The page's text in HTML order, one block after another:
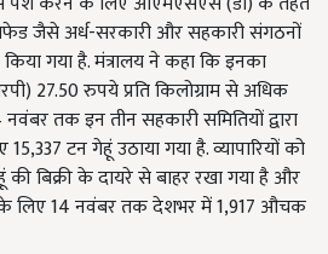
जैसे अर्ध-सरकारी और सहकारी संगठनों
गया है. मंत्रालय ने कहा कि इनका
27.50 रुपये प्रति किलोग्राम से अधिक
तक इन तीन सहकारी समितियों द्वारा
टन गेहूं उठाया गया है. व्यापारियों को
बिक्री के दायरे से बाहर रखा गया है और
लिए 14 नवंबर तक देशभर में 1,917 औचक